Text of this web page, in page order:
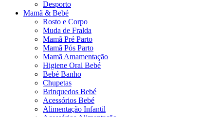
Desporto
Mamã & Bebé
Rosto e Corpo
Muda de Fralda
Mamã Pré Parto
Mamã Pós Parto
Mamã Amamentação
Higiene Oral Bebé
Bebé Banho
Chupetas
Brinquedos Bebé
Acessórios Bebé
Alimentação Infantil